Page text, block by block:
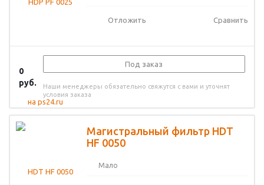
Отложить Сравнить
0
руб.
Под заказ
Наши менеджеры обязательно свяжутся с вами и уточнят
условия заказа
Магистральный фильтр HDT
HF 0050
Мало